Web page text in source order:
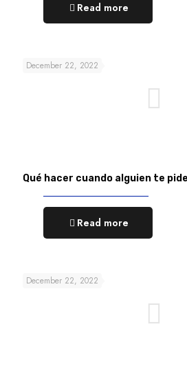
Read more
December 22, 2022
Qué hacer cuando alguien te
Read more
December 22, 2022